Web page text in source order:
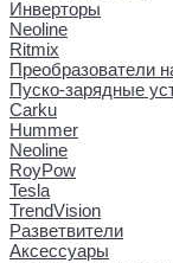
Инверторы
Neoline
Ritmix
Преобразователи
Пуско-зарядные
Carku
Hummer
Neoline
RoyPow
Tesla
TrendVision
Разветвители
Аксессуары